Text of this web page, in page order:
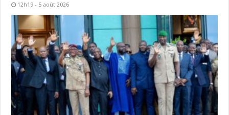
12h19 - 5 août 2026